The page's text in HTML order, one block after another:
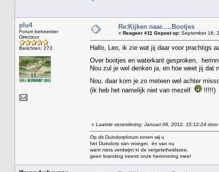
plu4
Forum beheerder
Directeur
Berichten: 273
Re:Kijken naar.....Bootjes
« Reageer #11 Gepost op: September 16,
Hallo, Leo, ik zie wat jij daar voor prachtigs
Over bootjes en waterkant gesproken,
Nou zul je wel denken ja, en hoe weet jij dat
Nou, daar kom je zo meteen wel achter
(ik heb het namelijk niet van mezelf
!!!!!)
« Laatste verandering: Januari 08, 2012, 15:12:24 door
Op dit Duindorpforum tonen wij u
het Duindorp van vroeger, én van nu
want niets verdwijnt in de vergetelheidszee,
geen branding neemt onze herinnering mee!